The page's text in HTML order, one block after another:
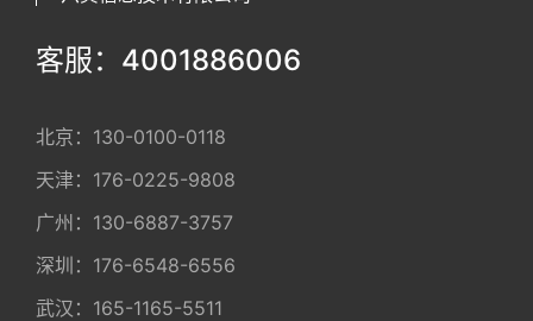
客服：4001886006
北京： 130-0100-0118
天津： 176-0225-9808
广州： 130-6887-3757
深圳： 176-6548-6556
武汉： 165-1165-5511